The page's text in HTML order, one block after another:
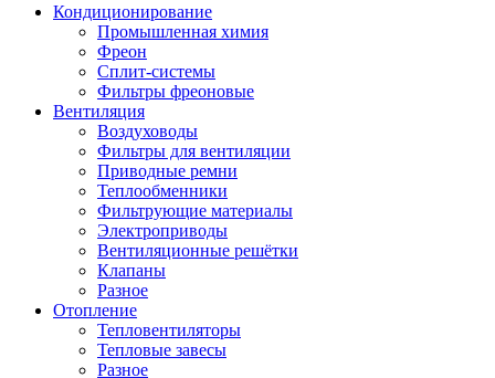
Кондиционирование
Промышленная химия
Фреон
Сплит-системы
Фильтры фреоновые
Вентиляция
Воздуховоды
Фильтры для вентиляции
Приводные ремни
Теплообменники
Фильтрующие материалы
Электроприводы
Вентиляционные решётки
Клапаны
Разное
Отопление
Тепловентиляторы
Тепловые завесы
Разное